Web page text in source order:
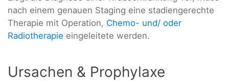
nach einem genauen Staging eine stadiengerechte
Therapie mit Operation, Chemo- und/ oder
Radiotherapie eingeleitete werden.
Ursachen & Prophylaxe